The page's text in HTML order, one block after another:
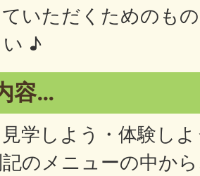
いただくためのも
い ♪
容…
見学しよう・体験し
のメニューの中か